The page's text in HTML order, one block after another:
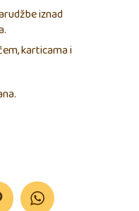
iznad
karticama i